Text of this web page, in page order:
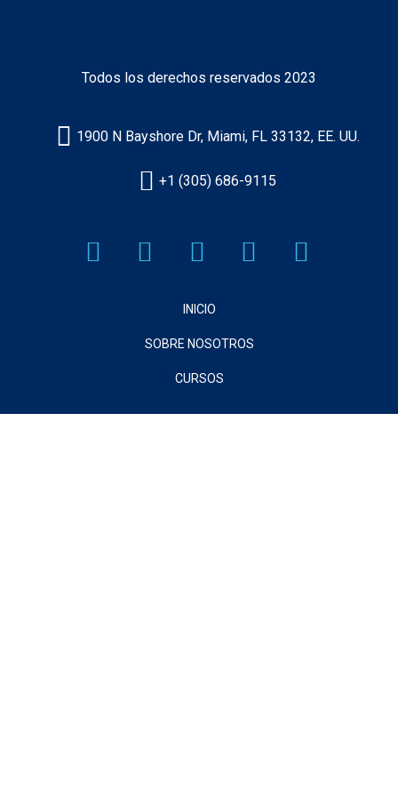
Todos los derechos reservados 2023
1900 N Bayshore Dr, Miami, FL 33132, EE. UU.
+1 (305) 686-9115
INICIO
SOBRE NOSOTROS
CURSOS